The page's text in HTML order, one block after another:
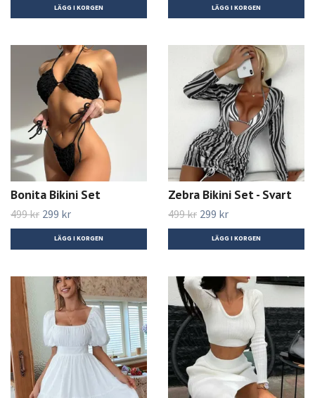
LÄGG I KORGEN LÄGG I KORGEN
Bonita Bikini Set
499 kr 299 kr
LÄGG I KORGEN
Zebra Bikini Set - Svart
499 kr 299 kr
LÄGG I KORGEN